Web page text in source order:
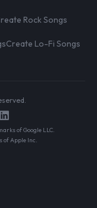
Rock Songs
Create Lo-Fi Songs
of Google LLC.
of Apple Inc.